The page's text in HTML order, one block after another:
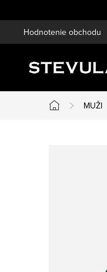
na
Hodnotenie obchodu
Domov
MUŽI